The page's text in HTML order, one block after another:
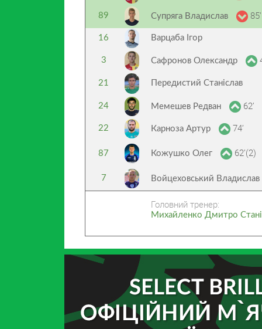
89 Супряга Владислав 85’
16 Варцаба Ігор
3 Сафронов Олександр
21 Передистий Станіслав
24 Мемешев Редван 62’
22 Карноза Артур 74’
87 Кожушко Олег 62’(2)
7 Войцеховський Владислав
Головний тренер:
Михайленко Дмитро